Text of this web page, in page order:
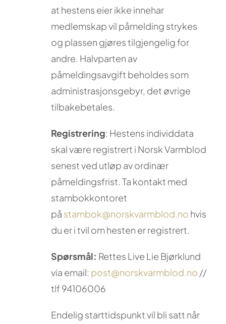
at hestens eier ikke innehar
medlemskap vil påmelding strykes
og plassen gjøres tilgjengelig for
andre. Halvparten av
påmeldingsavgift beholdes som
administrasjonsgebyr, det øvrige
tilbakebetales.
Registrering: Hestens individdata
skal være registrert i Norsk Varmblod
senest ved utløp av ordinær
påmeldingsfrist. Ta kontakt med
stambokkontoret
på stambok@norskvarmblod.no hvis
du er i tvil om hesten er registrert.
Spørsmål: Rettes Live Lie Bjørklund
via email: post@norskvarmblod.no //
tlf 94106006
Endelig starttidspunkt vil bli satt når